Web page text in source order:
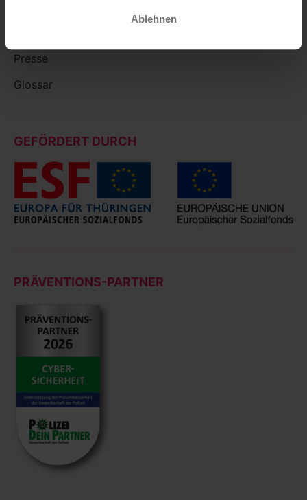
Ablehnen
Presse
Glossar
GEFÖRDERT DURCH
PRÄVENTIONS-PARTNER